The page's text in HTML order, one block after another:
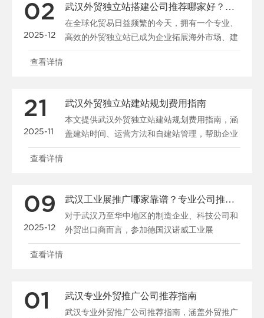
02
2025-12
武汉外贸独立站搭建公司推荐哪家好？费用与注意事项指南
在全球化贸易日益频繁的今天，拥有一个专业、
高效的外贸独立站已成为企业拓展海外市场、建
立品牌形象的关键......
查看详情
21
2025-11
武汉外贸独立站建站规划费用指南
本文提供武汉外贸独立站建站规划费用指南，涵
盖建站时间、运营方法和自建站管理，帮助企业
优化预算和策略。......
查看详情
09
2025-12
武汉工业展推广哪家靠谱？专业公司推荐与参展指南
对于武汉乃至华中地区的制造企业、科技公司和
外贸出口商而言，参加德国汉诺威工业展
（HANNOVER M......
查看详情
01 武汉专业外贸推广公司推荐指南
武汉专业外贸推广公司推荐指南，涵盖外贸推广